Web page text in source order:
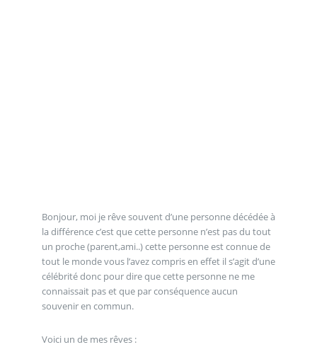
Bonjour, moi je rêve souvent d’une personne décédée à
la différence c’est que cette personne n’est pas du tout
un proche (parent,ami..) cette personne est connue de
tout le monde vous l’avez compris en effet il s’agit d’une
célébrité donc pour dire que cette personne ne me
connaissait pas et que par conséquence aucun
souvenir en commun.
Voici un de mes rêves :